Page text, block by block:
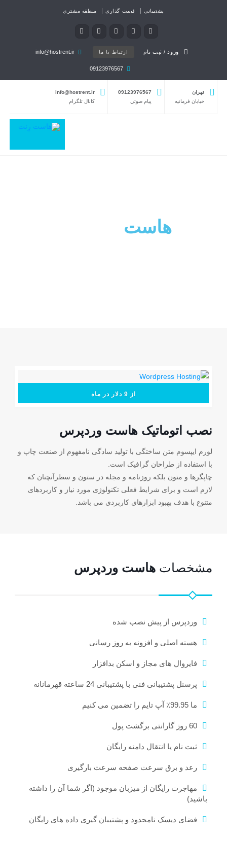
پشتیبانی قیمت گذاری منطقه مشتری
ورود / ثبت نام ارتباط با ما info@hostrent.ir
09123976567
تهران
خیابان فرمانيه
09123976567
پيام صوتي
info@hostrent.ir
كانال تلگرام
هاست
از 9 دلار در ماه
نصب اتوماتیک هاست وردپرس
لورم ایپسوم متن ساختگی با تولید سادگی نامفهوم از صنعت چاپ و
با استفاده از طراحان گرافیک است.
چاپگرها و متون بلکه روزنامه و مجله در ستون و سطرآنچنان که
لازم است و برای شرایط فعلی تکنولوژی مورد نیاز و کاربردهای
متنوع با هدف بهبود ابزارهای کاربردی می باشد.
مشخصات هاست وردپرس
وردپرس از پیش نصب شده
هسته اصلی و افزونه به روز رسانی
فایروال های مجاز و اسکن بدافزار
پرسنل پشتیبانی فنی با پشتیبانی 24 ساعته قهرمانانه
ما 99.95٪ آپ تایم را تضمین می کنیم
60 روز گارانتی برگشت پول
ثبت نام یا انتقال دامنه رایگان
رعد و برق سرعت صفحه سرعت بارگیری
مهاجرت رایگان از میزبان موجود (اگر شما آن را داشته
باشید)
فضای دیسک نامحدود و پشتیبان گیری داده های رایگان